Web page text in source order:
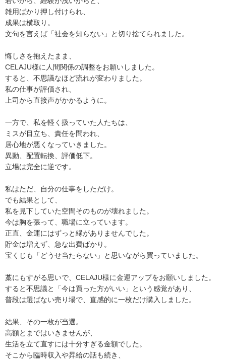
雑用ばかり押し付けられ、
成果は横取り。
文句を言えば「社会を知らない」と切り捨てられました。
悔しさを抱えたまま、
CELAJU様に人間関係の調整をお願いしました。
すると、不思議なほど流れが変わりました。
私の仕事が評価され、
上司から直接声がかかるように。
一方で、私を軽く扱っていた人たちは、
ミスが目立ち、責任を問われ、
居心地が悪くなっていきました。
異動、配置転換、評価低下。
立場は完全に逆です。
私はただ、自分の仕事をしただけ。
でも結果として、
私を見下していた空間そのものが壊れました。
今は胸を張って、職場に立っています。
正直、金運にはずっと縁がありませんでした。
貯金は増えず、急な出費ばかり。
宝くじも「どうせ当たらない」と思いながら買っていました。
藁にもすがる思いで、CELAJU様に金運アップをお願いしました。
すると不思議と「今は買った方がいい」という感覚があり、
普段は選ばない売り場で、直感的に一枚だけ購入しました。
結果、その一枚が当選。
高額とまではいきませんが、
生活を立て直すには十分すぎる金額でした。
そこから臨時収入や昇給の話も続き、